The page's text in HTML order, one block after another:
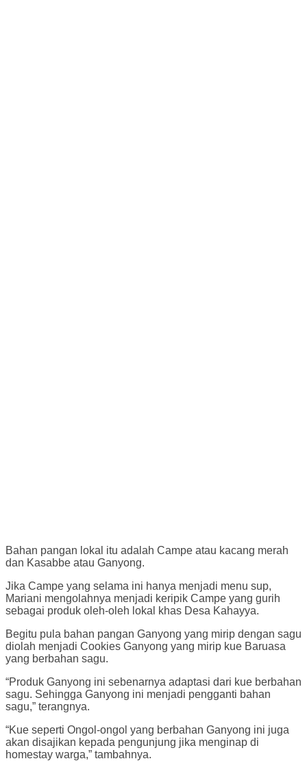
Bahan pangan lokal itu adalah Campe atau kacang merah
dan Kasabbe atau Ganyong.
Jika Campe yang selama ini hanya menjadi menu sup,
Mariani mengolahnya menjadi keripik Campe yang gurih
sebagai produk oleh-oleh lokal khas Desa Kahayya.
Begitu pula bahan pangan Ganyong yang mirip dengan sagu
diolah menjadi Cookies Ganyong yang mirip kue Baruasa
yang berbahan sagu.
“Produk Ganyong ini sebenarnya adaptasi dari kue berbahan
sagu. Sehingga Ganyong ini menjadi pengganti bahan
sagu,” terangnya.
“Kue seperti Ongol-ongol yang berbahan Ganyong ini juga
akan disajikan kepada pengunjung jika menginap di
homestay warga,” tambahnya.